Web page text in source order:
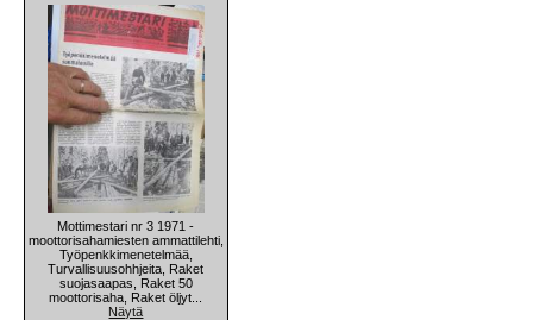
Mottimestari nr 3 1971 -
moottorisahamiesten ammattilehti,
Työpenkkimenetelmää,
Turvallisuusohhjeita, Raket
suojasaapas, Raket 50
moottorisaha, Raket öljyt...
Näytä